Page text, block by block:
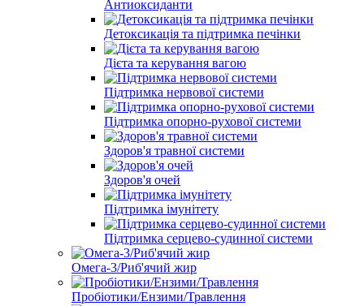
Антиоксиданти
Детоксикація та підтримка печінки
Дієта та керування вагою
Підтримка нервової системи
Підтримка опорно-рухової системи
Здоров'я травної системи
Здоров'я очей
Підтримка імунітету
Підтримка серцево-судинної системи
Омега-3/Риб'ячий жир
Пробіотики/Ензими/Травлення